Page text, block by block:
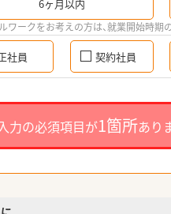
6ヶ月以内
ワークをお考えの方は、就業開始時期
社員 契約社員
力の必須項目が1箇所あり